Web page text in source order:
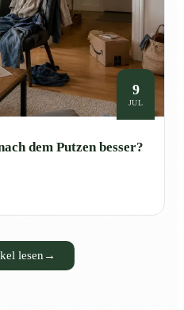
9
JUL
dem Putzen besser?
lesen →